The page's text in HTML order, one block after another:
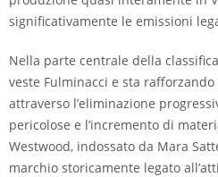
significativamente le emissioni
Nella parte centrale della
veste Fulminacci e sta
attraverso l’eliminazione
pericolose e l’incremento di
Westwood, indossato da Mara
marchio storicamente legato